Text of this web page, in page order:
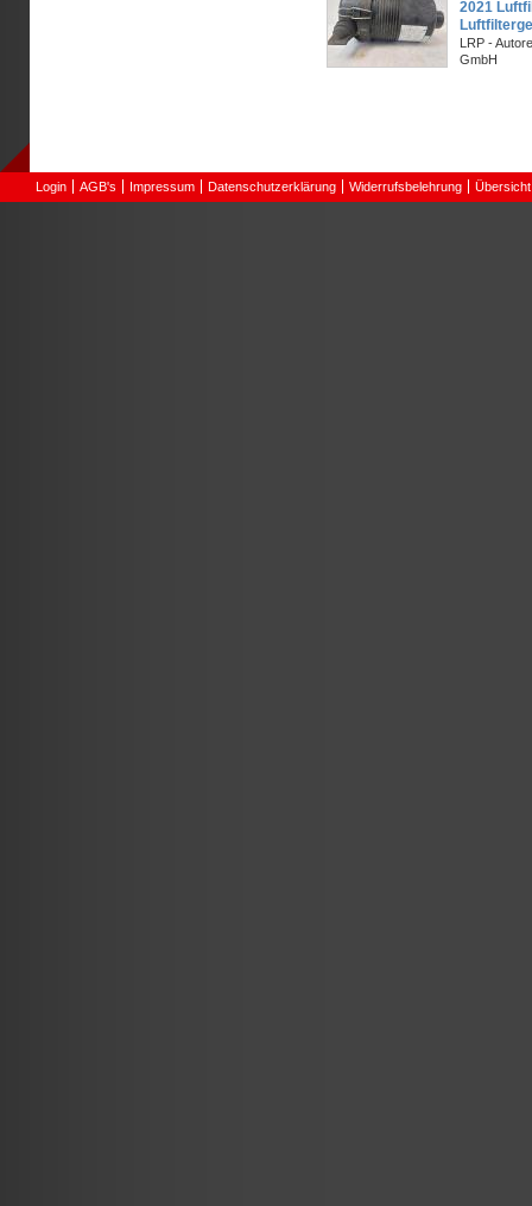
2021
LRP -
GmbH
Login AGB's Impressum Datenschutzerklärung Widerrufsbelehrung